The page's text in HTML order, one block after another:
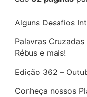
Alguns Desafios
Palavras
Rébus e mais!
Edição 362 –
Conheça nossos